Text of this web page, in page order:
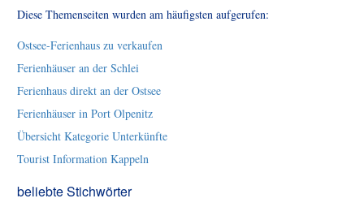
Diese Themenseiten wurden am häufigsten aufgerufen:
Ostsee-Ferienhaus zu verkaufen
Ferienhäuser an der Schlei
Ferienhaus direkt an der Ostsee
Ferienhäuser in Port Olpenitz
Übersicht Kategorie Unterkünfte
Tourist Information Kappeln
beliebte Stichwörter